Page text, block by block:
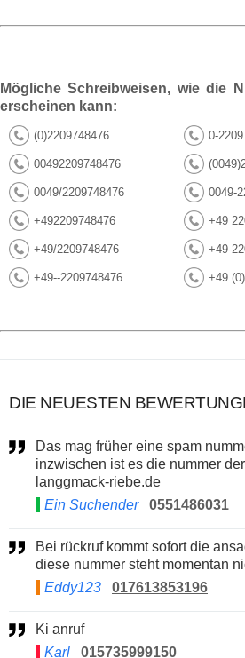
Mögliche Schreibweisen, wie die
erscheinen kann:
(0)2209748476 0-
00492209748476
0049/2209748476 0049-
+492209748476 +49
+49/2209748476 +49-
+49--2209748476 +49
DIE NEUESTEN
Das mag früher eine spam nummer gewesen sein, aber
inzwischen ist es die nummer
langgmack-riebe.de
Ein Suchender
0551486031
Bei rückruf kommt sofort die ansage " die mailbox für
diese nummer steht momentan
Eddy123
017613853196
Ki anruf
Karl
015735999150